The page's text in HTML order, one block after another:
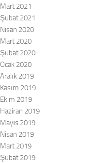
Mart 2021
Şubat 2021
Nisan 2020
Mart 2020
Şubat 2020
Ocak 2020
Aralık 2019
Kasım 2019
Ekim 2019
Haziran 2019
Mayıs 2019
Nisan 2019
Mart 2019
Şubat 2019